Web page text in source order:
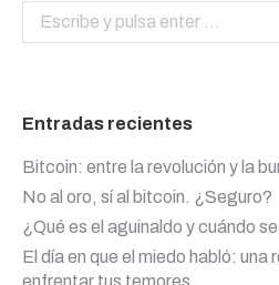
Buscar:
Entradas recientes
Bitcoin: entre la revolución y la
No al oro, sí al bitcoin. ¿Seguro?
¿Qué es el aguinaldo y cuándo
El día en que el miedo habló:
enfrentar tus temores